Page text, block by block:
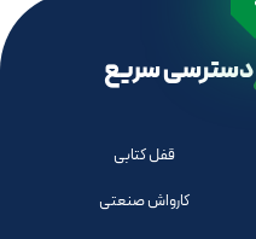
دسترسی سریع
قفل کتابی
کارواش صنعتی